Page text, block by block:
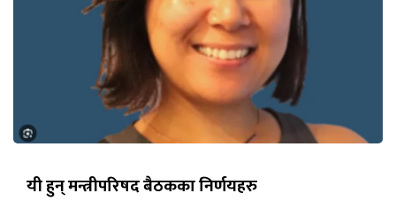
यी हुन् मन्त्रीपरिषद बैठकका निर्णयहरु